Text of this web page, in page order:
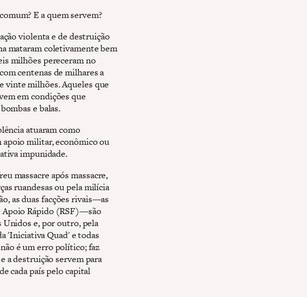
E a quem servem?
violenta e de destruição
mataram coletivamente bem
milhões pereceram no
centenas de milhares a
vinte milhões. Aqueles que
em condições que
e balas.
atuaram como
militar, econômico ou
impunidade.
massacre após massacre,
ruandesas ou pela milícia
as duas facções rivais—as
Apoio Rápido (RSF)—são
Unidos e, por outro, pela
'Iniciativa Quad' e todas
é um erro político; faz
a destruição servem para
cada país pelo capital